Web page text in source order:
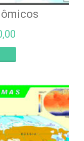
produto
várias
variantes.
As
opções
podem